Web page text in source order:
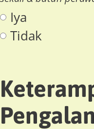
Iya
Tidak